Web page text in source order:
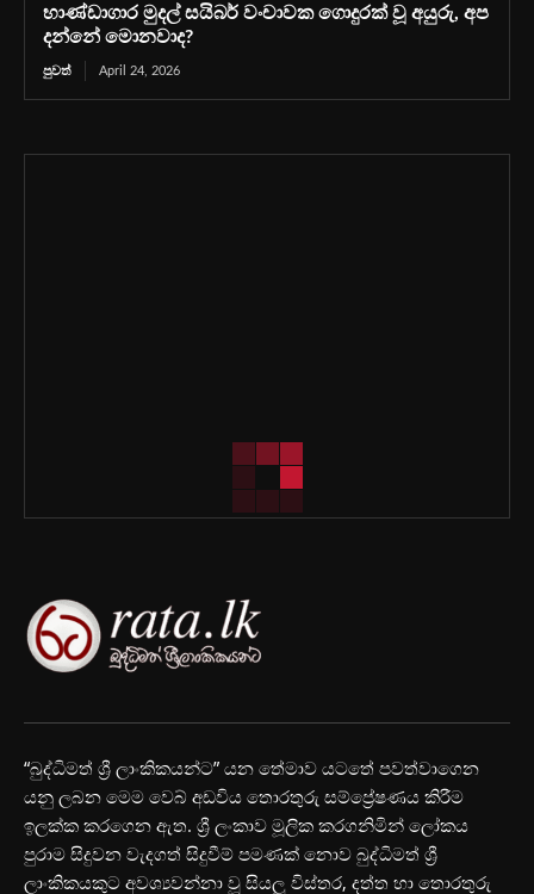
භාණ්ඩාගාර මුදල් සයිබර් වංචාවක ගොදුරක් වූ අයුරු, අප
දන්නේ මොනවාද?
පුවත් April 24, 2026
“බුද්ධිමත් ශ්‍රී ලාංකිකයන්ට” යන තේමාව යටතේ පවත්වාගෙන
යනු ලබන මෙම වෙබ් අඩවිය තොරතුරු සම්ප්‍රේෂණය කිරීම
ඉලක්ක කරගෙන ඇත. ශ්‍රී ලංකාව මූලික කරගනිමින් ලෝකය
පුරාම සිදුවන වැදගත් සිදුවීම් පමණක් නොව බුද්ධිමත් ශ්‍රී
ලාංකිකයකුට අවශ්‍යවන්නා වූ සියලු විස්තර, දත්ත හා තොරතුරු